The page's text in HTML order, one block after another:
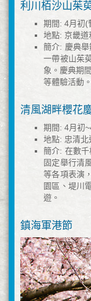
利川栢沙山茱
期間: 4月初(
地點: 京畿道
簡介: 慶典
一帶被山茱
象。慶典期
等體驗活動。
清風湖畔櫻花
期間: 4月初
地點: 忠清北
簡介: 在數
固定舉行清
等各項表演
園區、堤川
遊。
鎮海軍港節